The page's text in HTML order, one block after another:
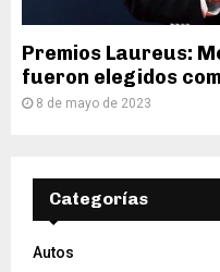
Premios Laureus:
fueron elegidos
8 de mayo de 2023
Categorías
Autos